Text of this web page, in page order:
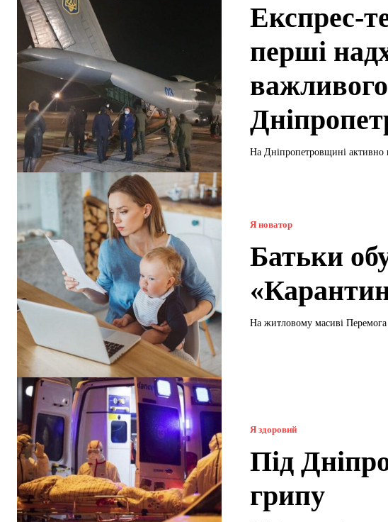
Експрес-
перші
На Дніпропетровщині активно
Я новатор
Батьки
На житловому масиві Перемога
Я здоровий
Під
грипу